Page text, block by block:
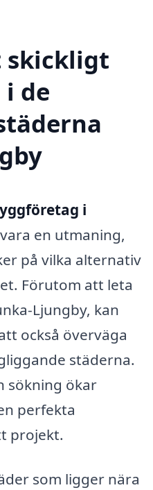
skickligt
de
i
en utmaning,
på vilka alternativ
Förutom att leta
Ljungby, kan
också överväga
städerna.
sökning ökar
perfekta
projekt.
som ligger nära